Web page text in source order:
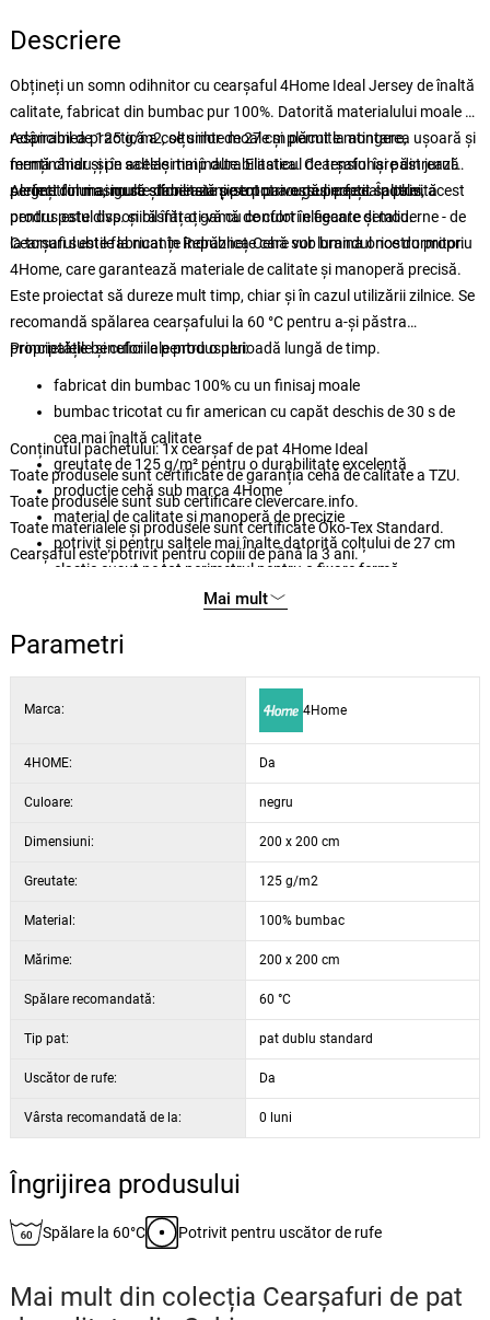
Descriere
Obțineți un somn odihnitor cu cearșaful 4Home Ideal Jersey de înaltă
calitate, fabricat din bumbac pur 100%. Datorită materialului moale și
respirabil de 125 g/m2, se simte moale și plăcut la atingere,
menținându-și în același timp durabilitatea. Cearșaful își păstrează
perfect forma, nu se șifonează și se potrivește perfect saltelei.
Adâncimea practică a colțurilor de 27 cm permite montarea ușoară și
fermă chiar și pe saltele mai înalte. Elasticul de tensionare din jurul
perimetrului asigură stabilitate pe tot parcursul nopții. În plus, acest
produs este disponibil într-o gamă de culori elegante și moderne - de
la tonuri subtile la nuanțe îndrăznețe care vor lumina orice dormitor.
Alegeți din mai multe dimensiuni pentru a o găsi pe cea potrivită
pentru patul dvs. și răsfățați-vă cu confort în fiecare detaliu.
Cearșaful este fabricat în Republica Cehă sub brandul nostru propriu
4Home, care garantează materiale de calitate și manoperă precisă.
Este proiectat să dureze mult timp, chiar și în cazul utilizării zilnice. Se
recomandă spălarea cearșafului la 60 °C pentru a-și păstra
proprietățile și culorile pentru o perioadă lungă de timp.
Principalele beneficii ale produsului:
fabricat din bumbac 100% cu un finisaj moale
bumbac tricotat cu fir american cu capăt deschis de 30 s de
cea mai înaltă calitate
greutate de 125 g/m² pentru o durabilitate excelentă
producție cehă sub marca 4Home
material de calitate și manoperă de precizie
potrivit și pentru saltele mai înalte datorită colțului de 27 cm
elastic cusut pe tot perimetrul pentru o fixare fermă
elasticul este CERTIFICAT BUREAU VERITAS
potrivit pentru uscarea cu mașina de uscat la programul delicat
culori subtile și elegante
Conținutul pachetului: 1x cearșaf de pat 4Home Ideal
Toate produsele sunt certificate de garanția cehă de calitate a TZU.
Toate produsele sunt sub certificare clevercare.info.
Toate materialele și produsele sunt certificate Öko-Tex Standard.
Cearșaful este potrivit pentru copiii de până la 3 ani.
Mai mult
Parametri
Marca: 4Home
4HOME: Da
Culoare: negru
Dimensiuni: 200 x 200 cm
Greutate: 125 g/m2
Material: 100% bumbac
Mărime: 200 x 200 cm
Spălare recomandată: 60 °C
Tip pat: pat dublu standard
Uscător de rufe: Da
Vârsta recomandată de la: 0 luni
Îngrijirea produsului
Spălare la 60°C Potrivit pentru uscător de rufe
Mai mult din colecția Cearșafuri de pat